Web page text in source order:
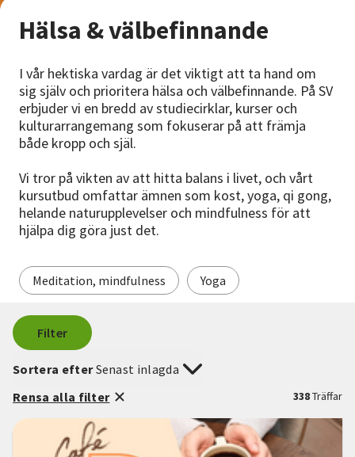
Nyheter
Avdelningar
Lyssna
Hälsa & välbefinnande
I vår hektiska vardag är det viktigt att ta hand om
sig själv och prioritera hälsa och välbefinnande. På SV
erbjuder vi en bredd av studiecirklar, kurser och
kulturarrangemang som fokuserar på att främja
både kropp och själ.
Vi tror på vikten av att hitta balans i livet, och vårt
kursutbud omfattar ämnen som kost, yoga, qi gong,
helande naturupplevelser och mindfulness för att
hjälpa dig göra just det.
Meditation, mindfulness Yoga
Filter
338Träffar
Sortera efterSenast inlagda
Rensa alla filter